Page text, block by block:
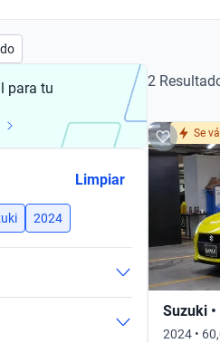
para tu
Limpiar
2024
2
Se
Suzuki
2024 •